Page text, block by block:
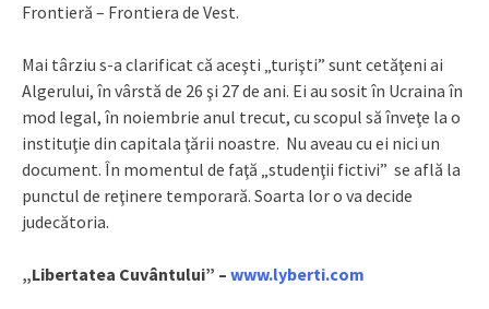
Frontieră – Frontiera de Vest.
Mai târziu s-a clarificat că aceşti „turişti” sunt cetăţeni ai
Algerului, în vârstă de 26 şi 27 de ani. Ei au sosit în Ucraina în
mod legal, în noiembrie anul trecut, cu scopul să înveţe la o
instituţie din capitala ţării noastre. Nu aveau cu ei nici un
document. În momentul de faţă „studenţii fictivi” se află la
punctul de reţinere temporară. Soarta lor o va decide
judecătoria.
„Libertatea Cuvântului” – www.lyberti.com